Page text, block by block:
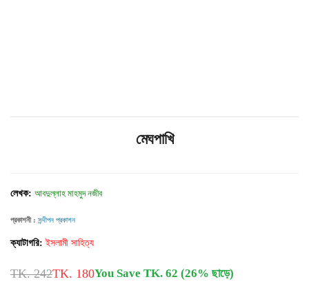
মেঘপাখি
লেখক: আবদুল্লাহ মাহমুদ নজীব
প্রকাশনী : সন্দীপন প্রকাশন
ক্যাটাগরি: ইসলামী সাহিত্য
TK. 242TK. 180You Save TK. 62 (26% ছাড়ে)